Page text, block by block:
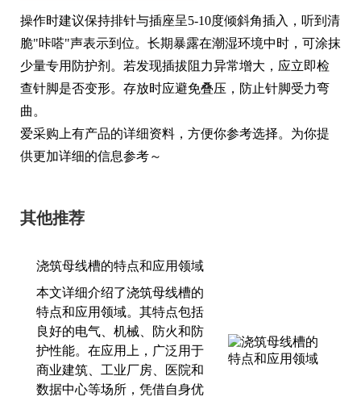
操作时建议保持排针与插座呈5-10度倾斜角插入，听到清
脆"咔嗒"声表示到位。长期暴露在潮湿环境中时，可涂抹
少量专用防护剂。若发现插拔阻力异常增大，应立即检
查针脚是否变形。存放时应避免叠压，防止针脚受力弯
曲。
爱采购上有产品的详细资料，方便你参考选择。为你提
供更加详细的信息参考～
其他推荐
浇筑母线槽的特点和应用领域
本文详细介绍了浇筑母线槽的
特点和应用领域。其特点包括
良好的电气、机械、防火和防
护性能。在应用上，广泛用于
商业建筑、工业厂房、医院和
数据中心等场所，凭借自身优